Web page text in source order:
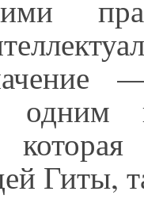
одним
Гиты,